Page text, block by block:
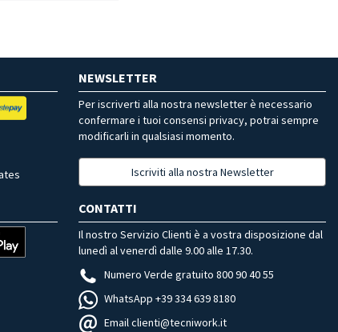
NEWSLETTER
Per iscriverti alla nostra newsletter è necessario
confermare i tuoi consensi privacy, potrai sempre
modificarli in qualsiasi momento.
Iscriviti alla nostra Newsletter
CONTATTI
Il nostro Servizio Clienti è a vostra disposizione dal
lunedì al venerdì dalle 9.00 alle 17.30.
Numero Verde gratuito 800 90 40 55
WhatsApp +39 334 639 8180
Email clienti@tecniwork.it